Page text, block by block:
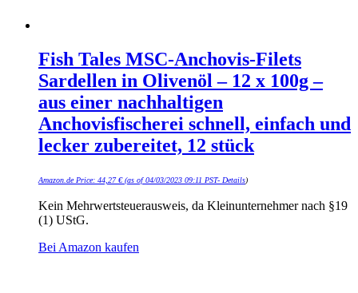
Fish Tales MSC-Anchovis-Filets
Sardellen in Olivenöl – 12 x 100g –
aus einer nachhaltigen
Anchovisfischerei schnell, einfach und
lecker zubereitet, 12 stück
Amazon.de Price: 44,27€(as of 04/03/2023 09:11 PST- Details)
Kein Mehrwertsteuerausweis, da Kleinunternehmer nach §19
(1) UStG.
Bei Amazon kaufen